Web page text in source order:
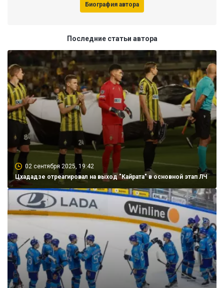
Биография автора
Последние статьи автора
02 сентября 2025, 19:42
Цхададзе отреагировал на выход "Кайрата" в основной этап ЛЧ